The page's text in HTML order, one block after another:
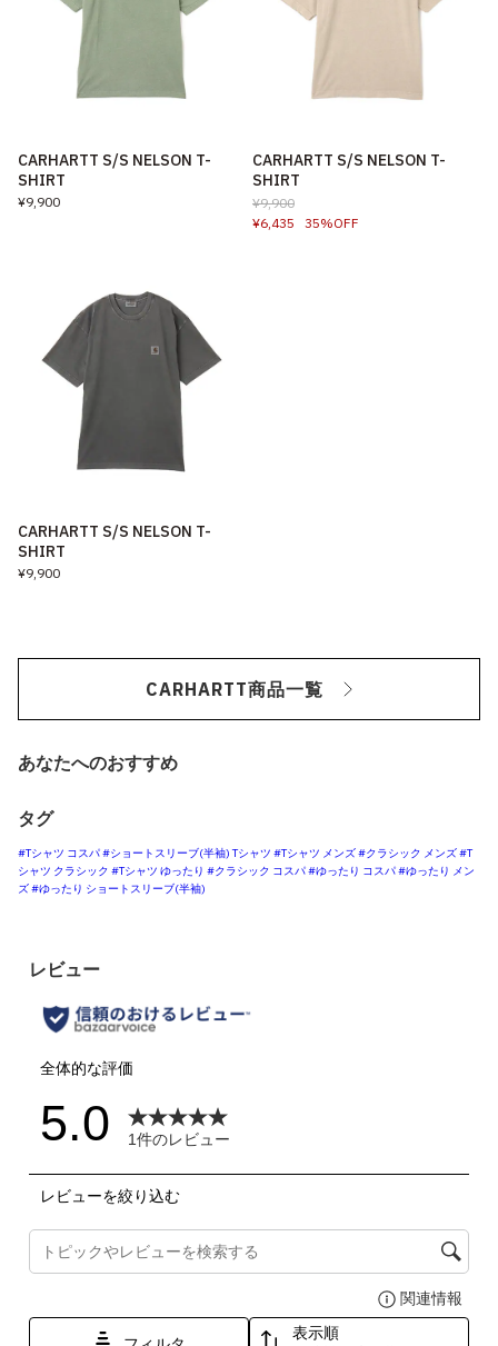
CARHARTT S/S NELSON T-
SHIRT
¥9,900
CARHARTT S/S NELSON T-
SHIRT
¥9,900
¥6,435
35%OFF
CARHARTT S/S NELSON T-
SHIRT
¥9,900
CARHARTT商品一覧
あなたへのおすすめ
タグ
#Tシャツ コスパ#ショートスリーブ(半袖) Tシャツ #Tシャツ メンズ#クラシック メンズ#T
シャツ クラシック #Tシャツ ゆったり #クラシック コスパ#ゆったり コスパ#ゆったり メン
ズ#ゆったり ショートスリーブ(半袖)